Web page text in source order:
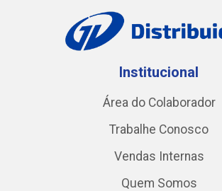
Institucional
Área do Colaborador
Trabalhe Conosco
Vendas Internas
Quem Somos